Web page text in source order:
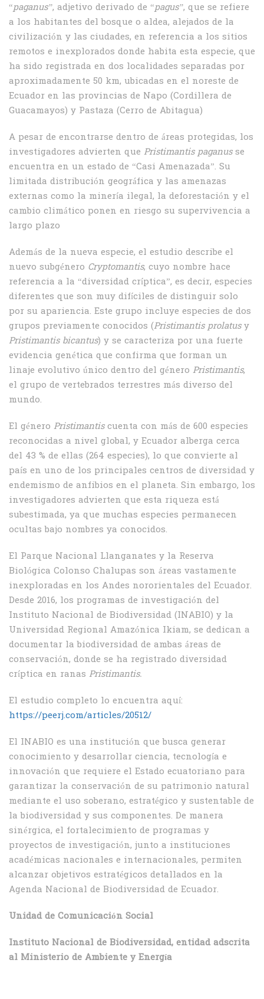
“paganus”, adjetivo derivado de “pagus”, que se refiere
a los habitantes del bosque o aldea, alejados de la
civilización y las ciudades, en referencia a los sitios
remotos e inexplorados donde habita esta especie, que
ha sido registrada en dos localidades separadas por
aproximadamente 50 km, ubicadas en el noreste de
Ecuador en las provincias de Napo (Cordillera de
Guacamayos) y Pastaza (Cerro de Abitagua)
A pesar de encontrarse dentro de áreas protegidas, los
investigadores advierten que Pristimantis paganusse
encuentra en un estado de “Casi Amenazada”. Su
limitada distribución geográfica y las amenazas
externas como la minería ilegal, la deforestación y el
cambio climático ponen en riesgo su supervivencia a
largo plazo
Además de la nueva especie, el estudio describe el
nuevo subgénero Cryptomantis, cuyo nombre hace
referencia a la “diversidad críptica”, es decir, especies
diferentes que son muy difíciles de distinguir solo
por su apariencia. Este grupo incluye especies de dos
grupos previamente conocidos (Pristimantis prolatusy
Pristimantis bicantus) y se caracteriza por una fuerte
evidencia genética que confirma que forman un
linaje evolutivo único dentro del género Pristimantis,
el grupo de vertebrados terrestres más diverso del
mundo.
El género Pristimantiscuenta con más de 600 especies
reconocidas a nivel global, y Ecuador alberga cerca
del 43 % de ellas (264 especies), lo que convierte al
país en uno de los principales centros de diversidad y
endemismo de anfibios en el planeta. Sin embargo, los
investigadores advierten que esta riqueza está
subestimada, ya que muchas especies permanecen
ocultas bajo nombres ya conocidos.
El Parque Nacional Llanganates y la Reserva
Biológica Colonso Chalupas son áreas vastamente
inexploradas en los Andes nororientales del Ecuador.
Desde 2016, los programas de investigación del
Instituto Nacional de Biodiversidad (INABIO) y la
Universidad Regional Amazónica Ikiam, se dedican a
documentar la biodiversidad de ambas áreas de
conservación, donde se ha registrado diversidad
críptica en ranas Pristimantis.
El estudio completo lo encuentra aquí:
https://peerj.com/articles/20512/
El INABIO es una institución que busca generar
conocimiento y desarrollar ciencia, tecnología e
innovación que requiere el Estado ecuatoriano para
garantizar la conservación de su patrimonio natural
mediante el uso soberano, estratégico y sustentable de
la biodiversidad y sus componentes. De manera
sinérgica, el fortalecimiento de programas y
proyectos de investigación, junto a instituciones
académicas nacionales e internacionales, permiten
alcanzar objetivos estratégicos detallados en la
Agenda Nacional de Biodiversidad de Ecuador.
Unidad de Comunicación Social
Instituto Nacional de Biodiversidad, entidad adscrita
al Ministerio de Ambiente y Energía